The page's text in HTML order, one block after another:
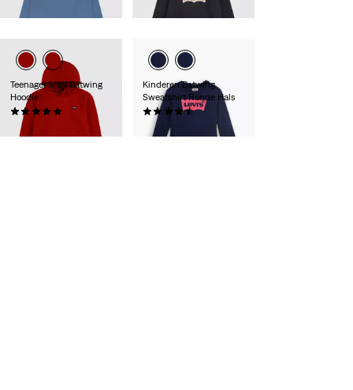
€ 49,95 € 44,95
Teenager Mini Batwing
Hoodie
(0)
€ 44,95
Kinderen Batwing
Sweatshirt Ronde Hals
(0)
€ 30,00